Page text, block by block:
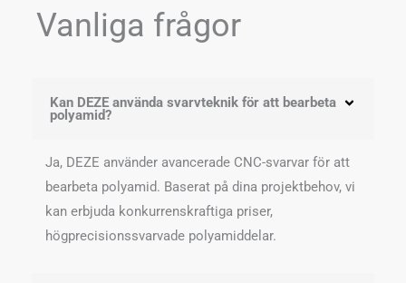
Vanliga frågor
Kan DEZE använda svarvteknik för att bearbeta
polyamid?
Ja, DEZE använder avancerade CNC-svarvar för att
bearbeta polyamid. Baserat på dina projektbehov, vi
kan erbjuda konkurrenskraftiga priser,
högprecisionssvarvade polyamiddelar.